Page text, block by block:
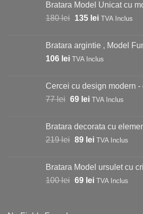
Bratara Model Unicat cu
180lei Prețul
fost:
180 lei.
135 leiPrețul
135 lei.
TVA Inclus
Bratara argintie , Model
106 lei TVA Inclus
Cercei cu design modern -
77lei Prețul
fost:
77 lei.
69 leiPrețul
69 lei.
TVA Inclus
Bratara decorata cu
219lei Prețul
fost:
219 lei.
89 leiPrețul
89 lei.
TVA Inclus
Bratara Model ursulet cu
100lei Prețul
69 leiPrețul
TVA Inclus